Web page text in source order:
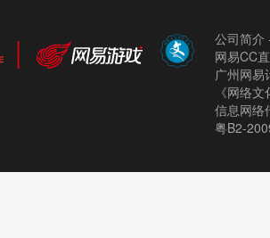
公司简介
网易CC
广州网
《网络
信息网络
粤B2-